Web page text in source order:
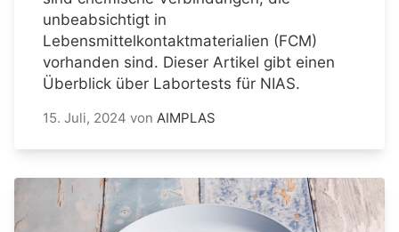
unbeabsichtigt in
Lebensmittelkontaktmaterialien (FCM)
vorhanden sind. Dieser Artikel gibt einen
Überblick über Labortests für NIAS.
15. Juli, 2024 von AIMPLAS